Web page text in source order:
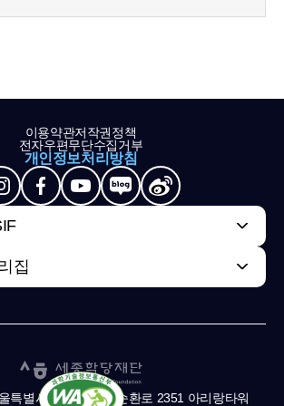
이용약관저작권정책
전자우편무단수집거부
개인정보처리방침
집
특별시 서초구 남부순환로 2351 아리랑타워